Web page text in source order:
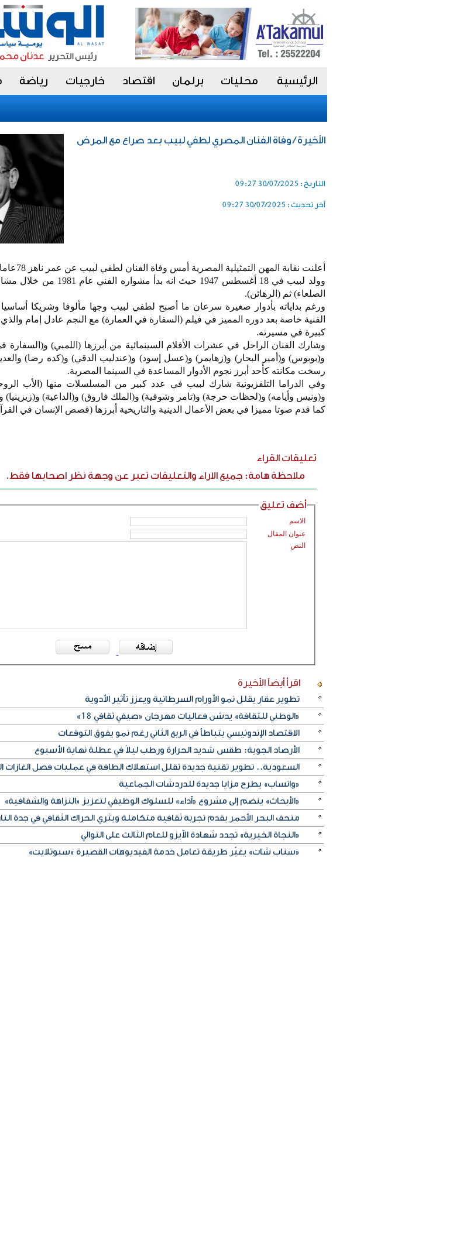
الرئيسية محليات برلمان اقتصاد خارجيات رياضة
الأخيرة / وفاة الفنان المصري لطفي لبيب بعد صراع مع المرض
التاريخ : 30/07/2025 09:27
آخر تحديث : 30/07/2025 09:27
أعلنت نقابة المهن التمثيلية المصرية أمس وفاة الفنان لطفي لبيب عن عمر ناهز 78عاما بعد صراع مع المرض.
وولد لبيب في 18 أغسطس 1947 حيث
الصلعاء) ثم (الرهائن).
ورغم بداياته بأدوار صغيرة سرعان ما أصبح لطفي لبيب وجها مألوفا وشريكا
الفنية خاصة بعد دوره المميز في فيلم (السفارة في العمارة) مع النجم عادل إمام
كبيرة في مسيرته.
وشارك الفنان الراحل في عشرات الأفلام السينمائية من أبرزها (اللمبي) و(السفارة
و(بوبوس) و(أمير البحار) و(زهايمر) و(عسل إسود) و(عندليب الدقي) و(كده رضا)
رسخت مكانته كأحد أبرز نجوم الأدوار المساعدة في السينما المصرية.
وفي الدراما التلفزيونية شارك لبيب في عدد كبير من المسلسلات منها (الأب
و(ونيس وأيامه) و(لحظات حرجة) و(تامر وشوقية) و(الملك فاروق) و(الداعية) و(زيزينيا)
كما قدم صوتا مميزا في بعض الأعمال الدينية والتاريخية أبرزها (قصص الإنسان في
تعليقات القراء
ملاحظة هامة: جميع الاراء والتعليقات تعبر عن وجهة نظر اصحابها فقط.
أضف تعليق
الاسم
عنوان المقال
النص
اقرأ أيضاًالأخيرة
تطوير عقار يقلل نمو الأورام السرطانية ويعزز تأثير الأدوية
«الوطني للثقافة» يدشن فعاليات مهرجان «صيفي ثقافي 18»
الاقتصاد الإندونيسي يتباطأ في الربع الثاني رغم نمو يفوق التوقعات
الأرصاد الجوية: طقس شديد الحرارة ورطب ليلاً في عطلة نهاية الأسبوع
السعودية.. تطوير تقنية جديدة تقلل استهلاك الطاقة في عمليات فصل الغازات
«واتساب» يطرح مزايا جديدة للدردشات الجماعية
«الأبحاث» ينضم إلى مشروع «أداء» للسلوك الوظيفي لتعزيز «النزاهة والشفافية»
متحف البحر الأحمر يقدم تجربة ثقافية متكاملة ويثري الحراك الثقافي في جدة
«النجاة الخيرية» تجدد شهادة الآيزو للعام الثالث على التوالي
«سناب شات» يغيّر طريقة تعامل خدمة الفيديوهات القصيرة «سبوتلايت»